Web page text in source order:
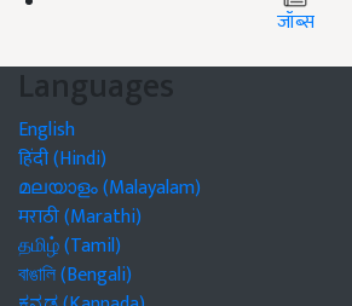
जॉब्स
Languages
English
हिंदी (Hindi)
മലയാളം (Malayalam)
मराठी (Marathi)
தமிழ் (Tamil)
বাঙালি (Bengali)